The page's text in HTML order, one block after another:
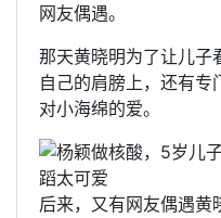
网友偶遇。
那天黄晓明为了让儿子
自己的肩膀上，还有
对小海绵的爱。
后来，又有网友偶遇黄